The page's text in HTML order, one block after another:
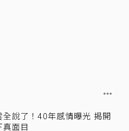
全說了！40年感情曝光 揭開
面目